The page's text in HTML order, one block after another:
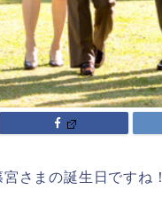
さまの誕生日ですね！